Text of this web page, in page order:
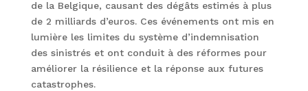
de la Belgique, causant des dégâts estimés à plus
de 2 milliards d’euros. Ces événements ont mis en
lumière les limites du système d’indemnisation
des sinistrés et ont conduit à des réformes pour
améliorer la résilience et la réponse aux futures
catastrophes.